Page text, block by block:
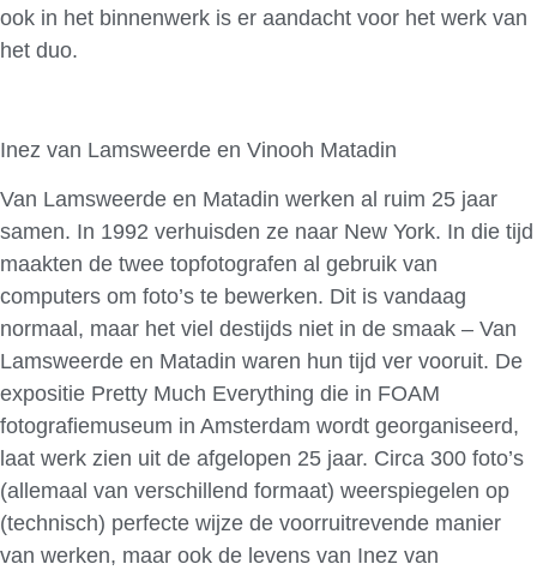
ook in het binnenwerk is er aandacht voor het werk van
het duo.
Inez van Lamsweerde en Vinooh Matadin
Van Lamsweerde en Matadin werken al ruim 25 jaar
samen. In 1992 verhuisden ze naar New York. In die tijd
maakten de twee topfotografen al gebruik van
computers om foto’s te bewerken. Dit is vandaag
normaal, maar het viel destijds niet in de smaak – Van
Lamsweerde en Matadin waren hun tijd ver vooruit. De
expositie Pretty Much Everything die in FOAM
fotografiemuseum in Amsterdam wordt georganiseerd,
laat werk zien uit de afgelopen 25 jaar. Circa 300 foto’s
(allemaal van verschillend formaat) weerspiegelen op
(technisch) perfecte wijze de voorruitrevende manier
van werken, maar ook de levens van Inez van